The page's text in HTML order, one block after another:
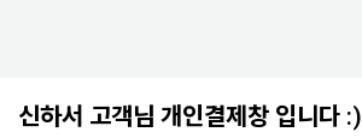
신하서 고객님 개인결제창 입니다 :)